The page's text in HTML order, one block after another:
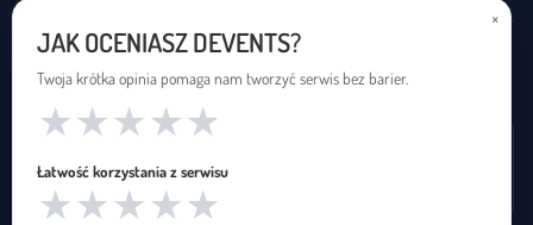
USŁUGI DOSTĘPNOŚCI
Zapętleni · zapetleni.pl
×
JAK OCENIASZ DEVENTS?
Twoja krótka opinia pomaga nam tworzyć serwis bez barier.
★
★
★
★
★
Łatwość korzystania z serwisu
★
★
★
★
★